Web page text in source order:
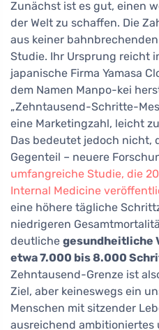
Zunächst ist es gut, einen
der Welt zu schaffen. Die
aus keiner
Studie. Ihr Ursprung reicht
japanische Firma Yamasa
dem Namen Manpo-kei
„Zehntausend-Schritte-
eine Marketingzahl, leicht
Das bedeutet jedoch nicht,
Gegenteil – neuere
umfangreiche Studie, die
Internal Medicine
eine höhere tägliche
niedrigeren
deutliche gesundheitliche
etwa 7.000 bis 8.000
Zehntausend-Grenze ist
Ziel, aber keineswegs ein
Menschen mit sitzender
ausreichend